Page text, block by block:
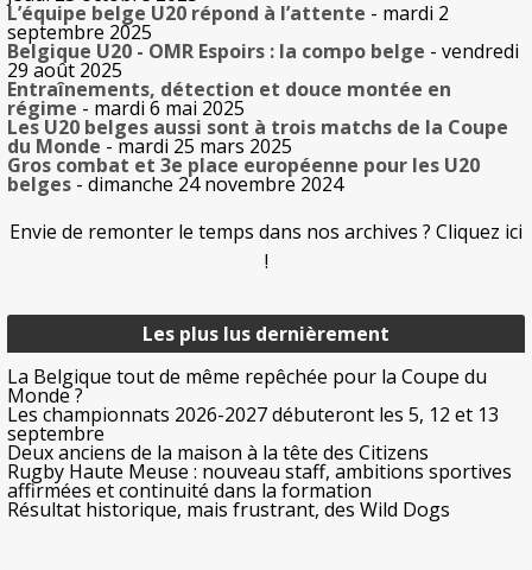
Les plus lus dernièrement
La Belgique tout de même repêchée pour la Coupe du
Monde ?
Les championnats 2026-2027 débuteront les 5, 12 et 13
septembre
Deux anciens de la maison à la tête des Citizens
Rugby Haute Meuse : nouveau staff, ambitions sportives
affirmées et continuité dans la formation
Résultat historique, mais frustrant, des Wild Dogs
L’équipe belge U20 répond à l’attente - mardi 2
septembre 2025
Belgique U20 - OMR Espoirs : la compo belge - vendredi
29 août 2025
Entraînements, détection et douce montée en
régime - mardi 6 mai 2025
Les U20 belges aussi sont à trois matchs de la Coupe
du Monde - mardi 25 mars 2025
Gros combat et 3e place européenne pour les U20
belges - dimanche 24 novembre 2024
Envie de remonter le temps dans nos archives ? Cliquez ici
!